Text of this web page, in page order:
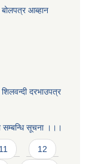
आब्हान
दरभाउपत्र
सम्बन्धि सूचना ।।।
11 12